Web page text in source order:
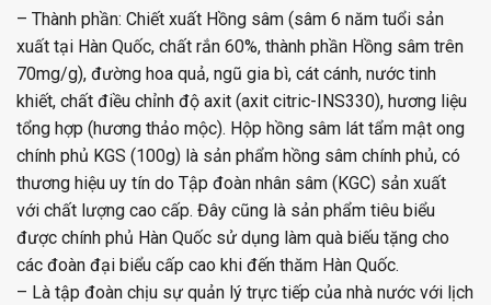
– Thành phần: Chiết xuất Hồng sâm (sâm 6 năm tuổi sản
xuất tại Hàn Quốc, chất rắn 60%, thành phần Hồng sâm trên
70mg/g), đường hoa quả, ngũ gia bì, cát cánh, nước tinh
khiết, chất điều chỉnh độ axit (axit citric-INS330), hương liệu
tổng hợp (hương thảo mộc). Hộp hồng sâm lát tẩm mật ong
chính phủ KGS (100g) là sản phẩm hồng sâm chính phủ, có
thương hiệu uy tín do Tập đoàn nhân sâm (KGC) sản xuất
với chất lượng cao cấp. Đây cũng là sản phẩm tiêu biểu
được chính phủ Hàn Quốc sử dụng làm quà biếu tặng cho
các đoàn đại biểu cấp cao khi đến thăm Hàn Quốc.
– Là tập đoàn chịu sự quản lý trực tiếp của nhà nước với lịch